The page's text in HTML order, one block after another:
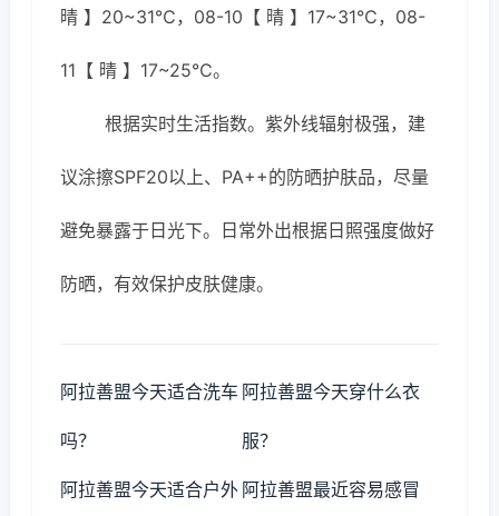
晴 】20~31℃，08-10【 晴 】17~31℃，08-
11【 晴 】17~25℃。
根据实时生活指数。紫外线辐射极强，建
议涂擦SPF20以上、PA++的防晒护肤品，尽量
避免暴露于日光下。日常外出根据日照强度做好
防晒，有效保护皮肤健康。
阿拉善盟今天适合洗车
吗？
阿拉善盟今天穿什么衣
服？
阿拉善盟今天适合户外 阿拉善盟最近容易感冒